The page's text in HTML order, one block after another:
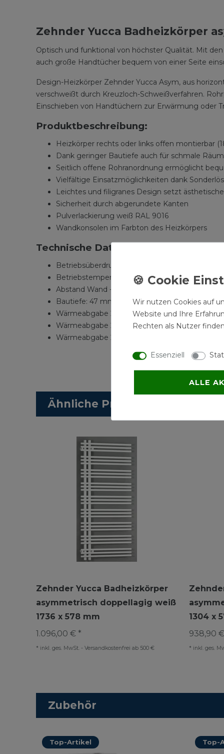
Zehnder Yucca Badheizkörper
Optisch und funktional von höchster Qualität. Mit
auch große Handtücher bequem von einer Seite
Design-Heizkörper Zehnder Yucca Asym, aus
verschweißt durch Kreuzloch-Schweißverfahren.
Einschieben von Handtüchern zur Erwärmung oder
Produktbeschreibung:
Heizkörper rechts oder links offen montierbar
Dank geringer Bautiefe auch für schmale
Seitlich offene Rohranordnung ermöglicht
Vielfältige Einsatzmöglichkeiten dank
Leichtes und filigranes Design setzt
Sicherheit durch abgerundete Kanten
Pulverlackierung weiß RAL 9016
Wandkonsolen im Farbton des Heizkörpers
Technische Daten:
Betriebsüberdruck max. 12 bar
Betriebstemperatur max. 110 Grd. C
Abstand Wand - Mitte Anschluss: 48 - 63 mm
Bautiefe: 47 mm
Wärmeabgabe 20 °C - 75/65: 686 Watt
Wärmeabgabe 20 °C - 70/55: 562 Watt
Wärmeabgabe 20 °C - 55/45: 356 Watt
Ähnliche Produkte
Zehnder Yucca Badheizkörper
asymmetrisch doppellagig weiß
1736 x 578 mm
1.096,00 € *
* inkl. ges. MwSt. - Versandkostenfrei ab 500 €
1304 x
938,90
* inkl. ges.
Zubehör
Top-Artikel Top-
Wir nutzen Cookies auf
Website und Ihre
Rechten als Nutzer
Essenziell
ALLE